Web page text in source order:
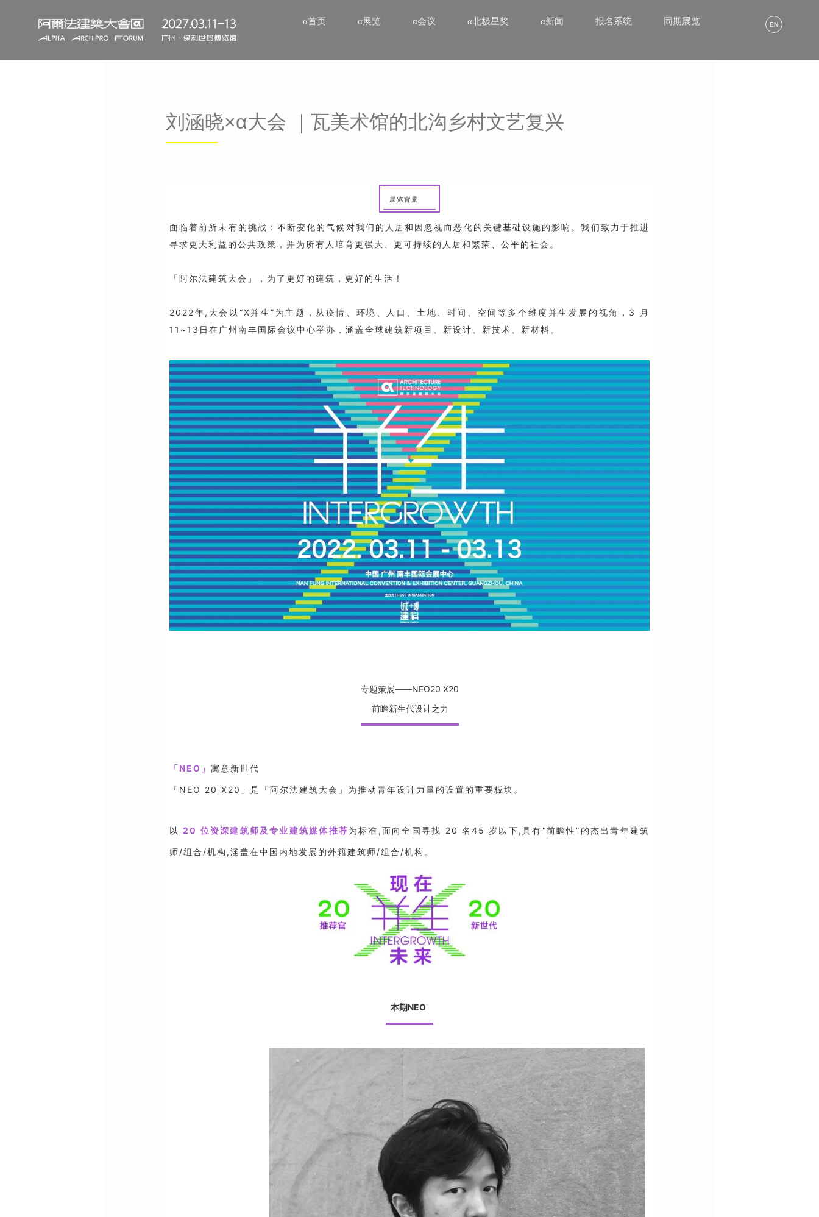
α首页 α展览 α会议 α北极星奖 α新闻 报名系统 同期展览
刘涵晓×α大会 ｜瓦美术馆的北沟乡村文艺复兴
展览背景
面临着前所未有的挑战：不断变化的气候对我们的人居和因忽视而恶化的关键基础设施的影响。我们致力于推进
寻求更大利益的公共政策，并为所有人培育更强大、更可持续的人居和繁荣、公平的社会。
「阿尔法建筑大会」，为了更好的建筑，更好的生活！
2022年,大会以“X并生”为主题，从疫情、环境、人口、土地、时间、空间等多个维度并生发展的视角，3 月
11~13日在广州南丰国际会议中心举办，涵盖全球建筑新项目、新设计、新技术、新材料。
专题策展——NEO20 X20
前瞻新生代设计之力
「NEO」 寓意新世代
「NEO 20 X20」是「阿尔法建筑大会」为推动青年设计力量的设置的重要板块。
以20 位资深建筑师及专业建筑媒体推荐为标准,面向全国寻找 20 名45 岁以下,具有“前瞻性”的杰出青年建筑
师/组合/机构,涵盖在中国内地发展的外籍建筑师/组合/机构。
本期NEO